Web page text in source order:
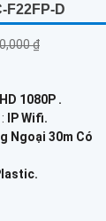
F22FP-D
₫
1080P .
IP Wifi.
Ngoại 30m Có